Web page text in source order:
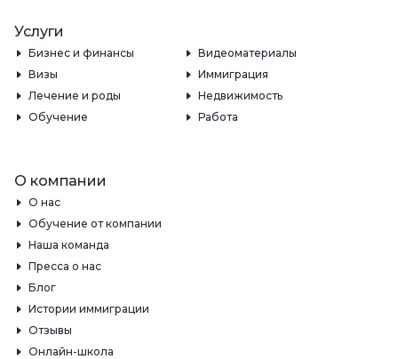
Услуги
Бизнес и финансы
Видеоматериалы
Визы
Иммиграция
Лечение и роды
Недвижимость
Обучение
Работа
О компании
О нас
Обучение от компании
Наша команда
Пресса о нас
Блог
Истории иммиграции
Отзывы
Онлайн-школа